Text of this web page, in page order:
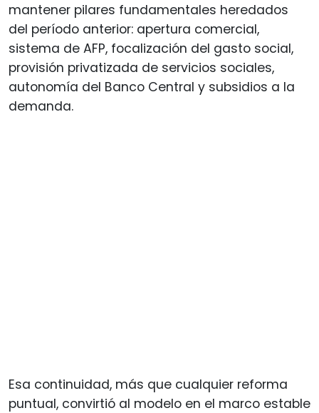
mantener pilares fundamentales heredados
del período anterior: apertura comercial,
sistema de AFP, focalización del gasto social,
provisión privatizada de servicios sociales,
autonomía del Banco Central y subsidios a la
demanda.
Esa continuidad, más que cualquier reforma
puntual, convirtió al modelo en el marco estable